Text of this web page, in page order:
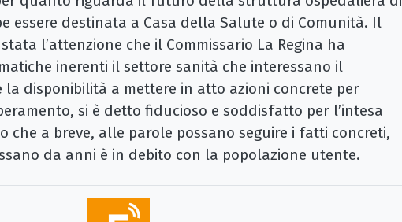
essere destinata a Casa della Salute o di Comunità. Il
l’attenzione che il Commissario La Regina ha
inerenti il settore sanità che interessano il
la disponibilità a mettere in atto azioni concrete per
si è detto fiducioso e soddisfatto per l’intesa
che a breve, alle parole possano seguire i fatti concreti,
da anni è in debito con la popolazione utente.